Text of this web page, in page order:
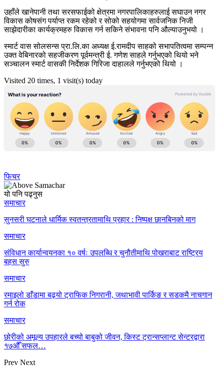
उहाँले खानेपानी तथा सरसफाईको क्षेत्रमा नगरपालिकाहरुलाई सघाउन नगर
विकास कोषसंग पर्याप्त रकम रहेको र सोको सहयोगमा सार्वजनिक निजी
साझेदारीका कार्यक्रमहरु विकास गर्न सकिने संभावना पनि औल्याउनुभयो ।
स्मार्ट वास सोलसन्स प्रा.लि.का अध्यक्ष ई.रामदीप साहको सभापतित्वमा सम्पन्न
उक्त वेबिनारको सहजीकरण पूर्वमन्त्री ई. गणेश साहले गर्नुभएको थियो भने
सञ्चालन स्मार्ट वासकी निर्देशक गिरिजा दाहालले गर्नुभएको थियो ।
Visited 20 times, 1 visit(s) today
फिचर
यो पनि पढ्नुस
समाचार
सुनसरी घटनाले धार्मिक स्वतन्त्रतामाथि प्रहार : निष्पक्ष छानबिनको माग
समाचार
संविधान कार्यान्वयनका १० वर्षः उपलब्धि र चुनौतीमाथि पोखराबाट राष्ट्रिय
बहस सुरु
समाचार
रमाइलो डाँडामा बढ्यो ट्राफिक निगरानी, जथाभावी पार्किङ र सडकमै नाचगान
गर्न रोक
समाचार
छोरीको अमूल्य उपहारले बच्यो बाबुको जीवन, किस्ट ट्रान्सप्लान्ट सेन्टरद्वारा
१७औँ सफल…
Prev Next